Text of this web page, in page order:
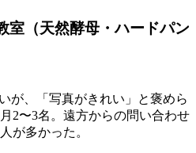
室（天然酵母・ハードパン
が、「写真がきれい」と褒めら
2〜3名。遠方からの問い合わせ
が多かった。